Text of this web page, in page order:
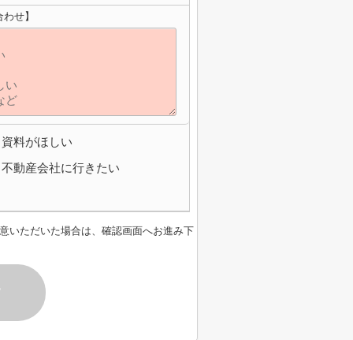
せ】
資料がほしい
不動産会社に行きたい
いただいた場合は、確認画面へお進み下